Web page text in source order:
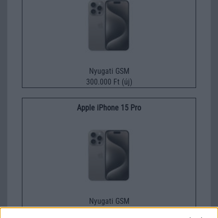
Nyugati GSM
300.000 Ft (új)
Apple iPhone 15 Pro
Nyugati GSM